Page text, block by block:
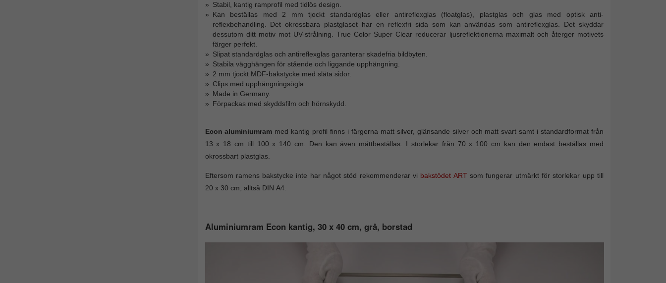
Stabil, kantig ramprofil med tidlös design.
Kan beställas med 2 mm tjockt standardglas eller antireflexglas (floatglas), plastglas och glas med optisk anti-
reflexbehandling. Det okrossbara plastglaset har en reflexfri sida som kan användas som antireflexglas. Det skyddar
dessutom ditt motiv mot UV-strålning. True Color Super Clear reducerar ljusreflektionerna maximalt och återger motivets
färger perfekt.
Slipat standardglas och antireflexglas garanterar skadefria bildbyten.
Stabila vägghängen för stående och liggande upphängning.
2 mm tjockt MDF-bakstycke med släta sidor.
Clips med upphängningsögla.
Made in Germany.
Förpackas med skyddsfilm och hörnskydd.
Econ aluminiumram med kantig profil finns i färgerna matt silver, glänsande silver och matt svart samt i standardformat från
13 x 18 cm till 100 x 140 cm. Den kan även måttbeställas. I storlekar från 70 x 100 cm kan den endast beställas med
okrossbart plastglas.
Eftersom ramens bakstycke inte har något stöd rekommenderar vi bakstödet ARTsom fungerar utmärkt för storlekar upp till
20 x 30 cm, alltså DIN A4.
Aluminiumram Econ kantig, 30 x 40 cm, grå, borstad